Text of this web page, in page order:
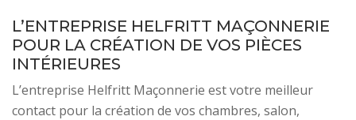
L’ENTREPRISE HELFRITT MAÇONNERIE
POUR LA CRÉATION DE VOS PIÈCES
INTÉRIEURES
L’entreprise Helfritt Maçonnerie est votre meilleur
contact pour la création de vos chambres, salon,